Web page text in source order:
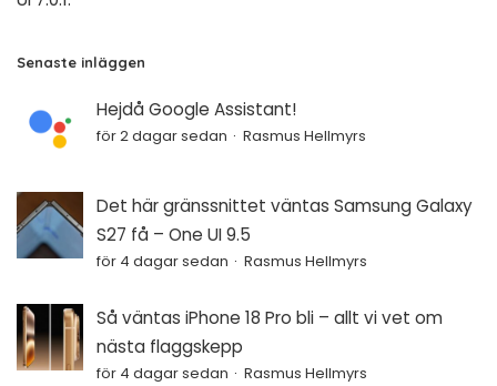
Senaste inläggen
Hejdå Google Assistant!
för 2 dagar sedan Rasmus Hellmyrs
Det här gränssnittet väntas Samsung Galaxy
S27 få – One UI 9.5
för 4 dagar sedan Rasmus Hellmyrs
Så väntas iPhone 18 Pro bli – allt vi vet om
nästa flaggskepp
för 4 dagar sedan Rasmus Hellmyrs